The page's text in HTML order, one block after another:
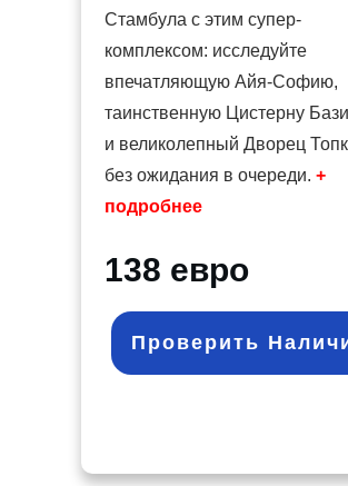
Стамбула с этим супер-
комплексом: исследуйте
впечатляющую Айя-Софию,
таинственную Цистерну
и великолепный Дворец
без ожидания в очереди. +
подробнее
138 евро
Проверить